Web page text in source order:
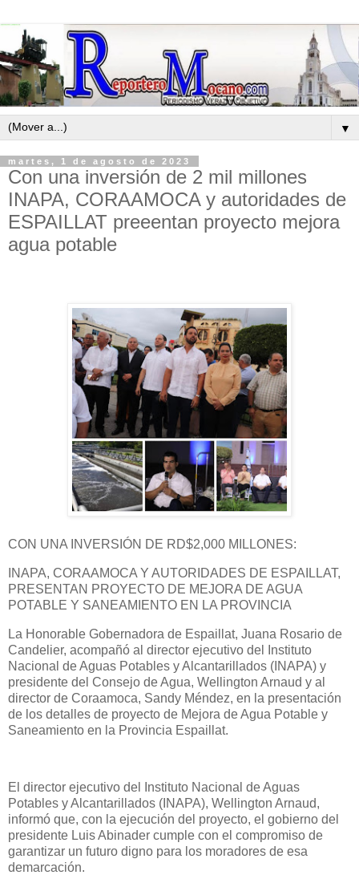
▼
martes, 1 de agosto de 2023
Con una inversión de 2 mil millones
INAPA, CORAAMOCA y autoridades de
ESPAILLAT preeentan proyecto mejora
agua potable
CON UNA INVERSIÓN DE RD$2,000 MILLONES:
INAPA, CORAAMOCA Y AUTORIDADES DE ESPAILLAT,
PRESENTAN PROYECTO DE MEJORA DE AGUA
POTABLE Y SANEAMIENTO EN LA PROVINCIA
La Honorable Gobernadora de Espaillat, Juana Rosario de
Candelier, acompañó al director ejecutivo del Instituto
Nacional de Aguas Potables y Alcantarillados (INAPA) y
presidente del Consejo de Agua, Wellington Arnaud y al
director de Coraamoca, Sandy Méndez, en la presentación
de los detalles de proyecto de Mejora de Agua Potable y
Saneamiento en la Provincia Espaillat.
El director ejecutivo del Instituto Nacional de Aguas
Potables y Alcantarillados (INAPA), Wellington Arnaud,
informó que, con la ejecución del proyecto, el gobierno del
presidente Luis Abinader cumple con el compromiso de
garantizar un futuro digno para los moradores de esa
demarcación.